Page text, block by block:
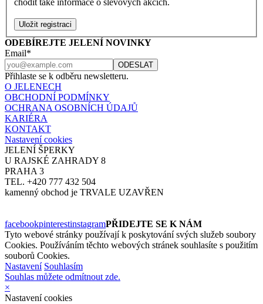
chodit také informace o slevových akcích.
ODEBÍREJTE JELENÍ NOVINKY
Email*
Přihlaste se k odběru newsletteru.
O JELENECH
OBCHODNÍ PODMÍNKY
OCHRANA OSOBNÍCH ÚDAJŮ
KARIÉRA
KONTAKT
Nastavení cookies
JELENÍ ŠPERKY
U RAJSKÉ ZAHRADY 8
PRAHA 3
TEL. +420 777 432 504
kamenný obchod je TRVALE UZAVŘEN
facebookpinterestinstagramPŘIDEJTE SE K NÁM
Tyto webové stránky používají k poskytování svých služeb soubory
Cookies. Používáním těchto webových stránek souhlasíte s použitím
souborů Cookies.
Nastavení Souhlasím
Souhlas můžete odmítnout zde.
×
Nastavení cookies